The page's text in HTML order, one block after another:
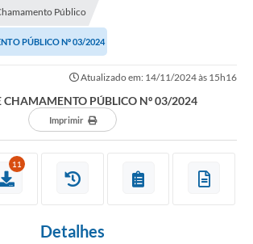
Público
PÚBLICO Nº 03/2024
Atualizado em: 14/11/2024 às 15h16
CHAMAMENTO PÚBLICO Nº 03/2024
Imprimir
11
Detalhes